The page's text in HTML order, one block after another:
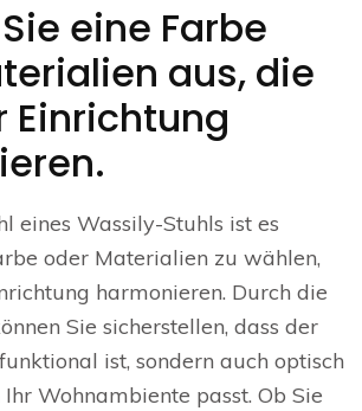
eine Farbe
aus, die
Einrichtung
eines Wassily-Stuhls ist es
oder Materialien zu wählen,
harmonieren. Durch die
Sie sicherstellen, dass der
ist, sondern auch optisch
Wohnambiente passt. Ob Sie